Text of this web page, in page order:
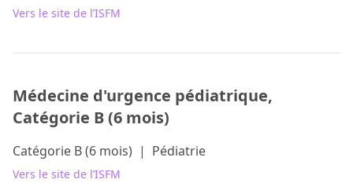
Vers le site de l’ISFM
Médecine d'urgence pédiatrique,
Catégorie B (6 mois)
Catégorie B (6 mois) | Pédiatrie
Vers le site de l’ISFM